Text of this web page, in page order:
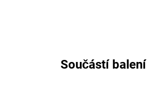
Součástí balení